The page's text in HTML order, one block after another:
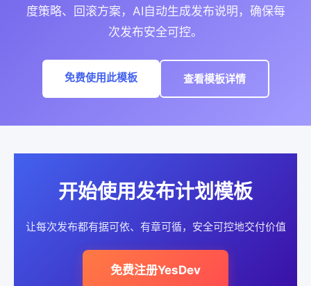
度策略、回滚方案，AI自动生成发布说明，确保每
次发布安全可控。
免费使用此模板 查看模板详情
开始使用发布计划模板
让每次发布都有据可依、有章可循，安全可控地交付价值
免费注册YesDev